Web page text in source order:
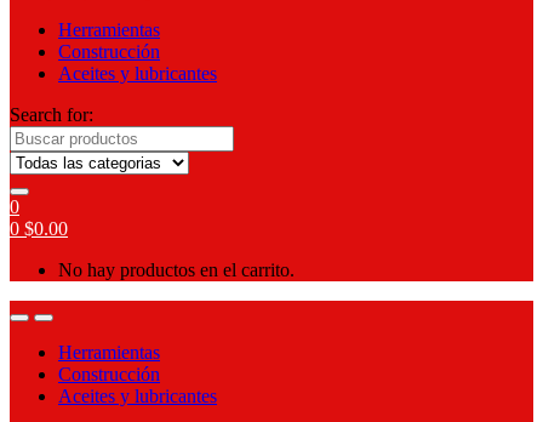
Herramientas
Construcción
Aceites y lubricantes
Search for:
0
0 $0.00
No hay productos en el carrito.
Herramientas
Construcción
Aceites y lubricantes